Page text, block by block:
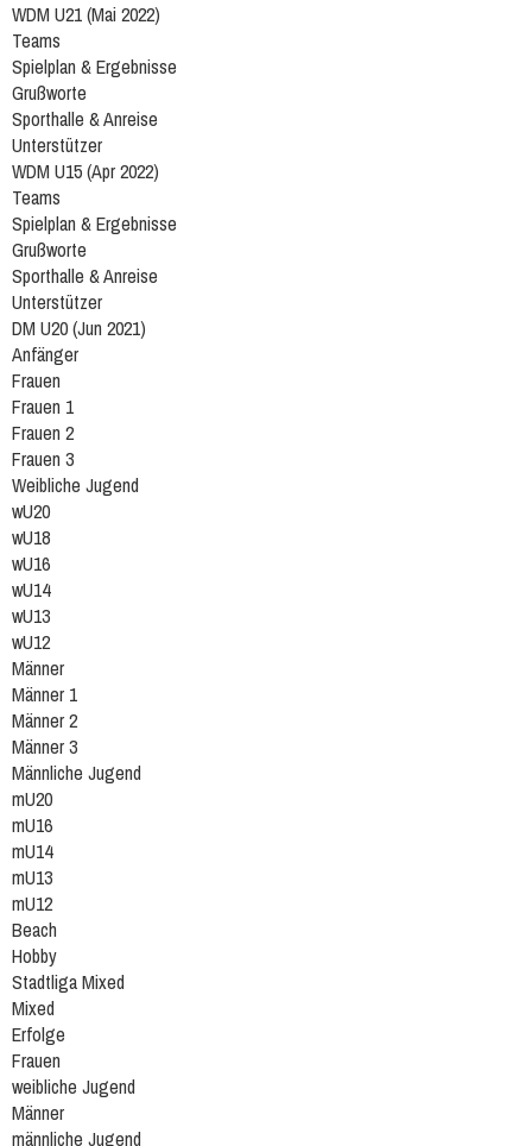
WDM U21 (Mai 2022)
Teams
Spielplan & Ergebnisse
Grußworte
Sporthalle & Anreise
Unterstützer
WDM U15 (Apr 2022)
Teams
Spielplan & Ergebnisse
Grußworte
Sporthalle & Anreise
Unterstützer
DM U20 (Jun 2021)
Anfänger
Frauen
Frauen 1
Frauen 2
Frauen 3
Weibliche Jugend
wU20
wU18
wU16
wU14
wU13
wU12
Männer
Männer 1
Männer 2
Männer 3
Männliche Jugend
mU20
mU16
mU14
mU13
mU12
Beach
Hobby
Stadtliga Mixed
Mixed
Erfolge
Frauen
weibliche Jugend
Männer
männliche Jugend